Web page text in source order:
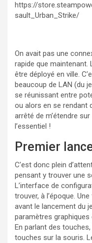
https://
sault_Urban_Strike/
On avait pas une
rapide que maintenant.
être déployé en ville.
beaucoup de LAN (du
se réunissant entre
ou alors en se rendant
arrêté de m’étendre
l’essentiel !
Premier
C’est donc plein
pensant y trouver une
L’interface de
trouver, à l’époque.
avant le lancement du
paramètres
En parlant des
touches sur la souris.